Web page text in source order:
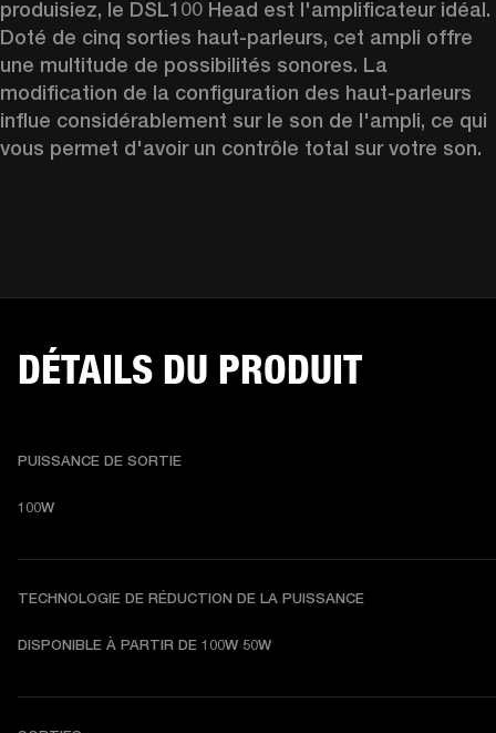
produisiez, le DSL100 Head est l'amplificateur idéal.
Doté de cinq sorties haut-parleurs, cet ampli offre
une multitude de possibilités sonores. La
modification de la configuration des haut-parleurs
influe considérablement sur le son de l'ampli, ce qui
vous permet d'avoir un contrôle total sur votre son.
DÉTAILS DU PRODUIT
PUISSANCE DE SORTIE
100W
TECHNOLOGIE DE RÉDUCTION DE LA PUISSANCE
DISPONIBLE À PARTIR DE 100W 50W